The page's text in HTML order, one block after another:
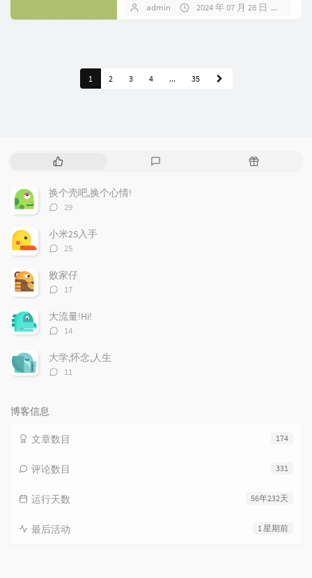
admin 2024 年 07 月 28 日
1 2 3 4 ... 35
热
文
章
随
换个壳吧,换个心情!
评
数：
29
小米2S入手
评
数：
25
败家仔
评
数：
17
大流量!Hi!
评
数：
14
大学,怀念,人生
评
11
博客信息
174
文章数目
331
评论数目
56年232天
运行天数
1 星期前
最后活动